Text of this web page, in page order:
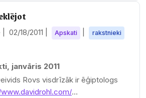
02/18/2011 Apskati
rakstnieki
janvāris 2011
Rovs visdrīzāk ir ēģiptologs